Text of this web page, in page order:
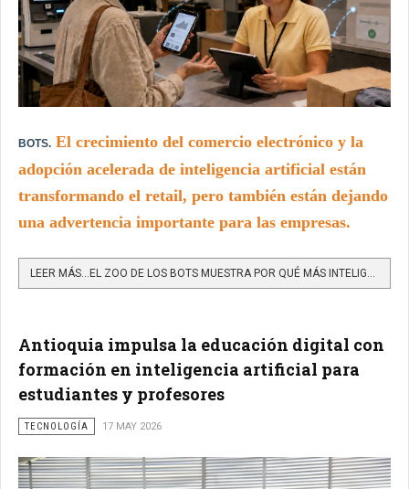
BOTS. El crecimiento del comercio electrónico y la
adopción acelerada de inteligencia artificial están
transformando el retail, pero también están dejando
una advertencia importante para las empresas.
Antioquia impulsa la educación digital con
formación en inteligencia artificial para
estudiantes y profesores
TECNOLOGÍA 17 MAY 2026